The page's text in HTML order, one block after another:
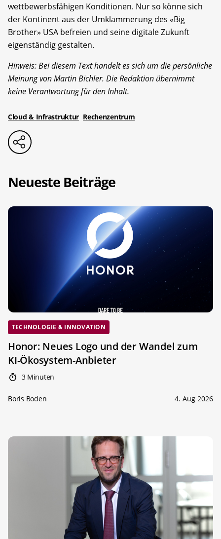
wettbewerbsfähigen Konditionen. Nur so könne sich
der Kontinent aus der Umklammerung des «Big
Brother» USA befreien und seine digitale Zukunft
eigenständig gestalten.
Hinweis: Bei diesem Text handelt es sich um die persönliche
Meinung von Martin Bichler. Die Redaktion übernimmt
keine Verantwortung für den Inhalt.
Cloud & Infrastruktur Rechenzentrum
Neueste Beiträge
TECHNOLOGIE & INNOVATION
Honor: Neues Logo und der Wandel zum
KI-Ökosystem-Anbieter
3 Minuten
Boris Boden 4. Aug 2026